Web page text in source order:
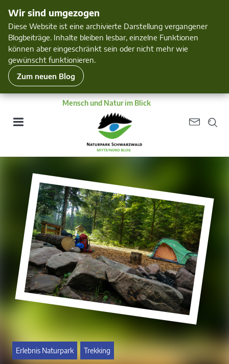
Wir sind umgezogen
Diese Website ist eine archivierte Darstellung vergangener
Blogbeiträge. Inhalte bleiben lesbar, einzelne Funktionen
können aber eingeschränkt sein oder nicht mehr wie
gewünscht funktionieren.
Zum neuen Blog
Mensch und Natur im Blick
Erlebnis Naturpark Trekking